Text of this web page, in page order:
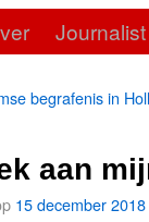
Journalist
begrafenis in
aan
15 december 2018